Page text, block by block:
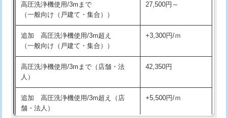
高圧洗浄機使用/3mまで
（一般向け（戸建て・集合））
27,500円～
追加 高圧洗浄機使用/3m超え
（一般向け（戸建て・集合））
+3,300円/ｍ
高圧洗浄機使用/3mまで（店舗・法
人）
42,350円
追加 高圧洗浄機使用/3m超え（店
舗・法人）
+5,500円/ｍ